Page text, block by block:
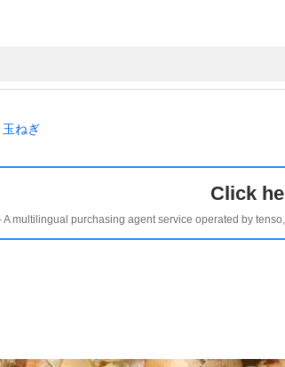
玉ねぎ
Click
A multilingual purchasing agent service operated by